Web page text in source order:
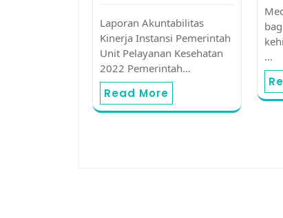
Laporan Akuntabilitas
Kinerja Instansi Pemerintah
Unit Pelayanan Kesehatan
2022 Pemerintah…
Read More
…